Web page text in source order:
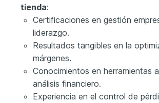
tienda:
Certificaciones en gestión
liderazgo.
Resultados tangibles en la
márgenes.
Conocimientos en herramientas
análisis financiero.
Experiencia en el control de